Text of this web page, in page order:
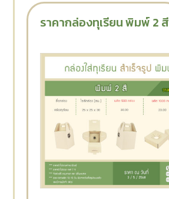
ราคากล่องทุเรียน พิมพ์ 2 สี